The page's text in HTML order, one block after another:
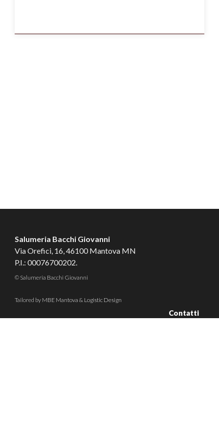
Salumeria Bacchi Giovanni
Via Orefici, 16, 46100 Mantova MN
P.I.: 00076700202.
© Salumeria Bacchi Giovanni
Tailored by MBE Mantova & Logistic Design
Contatti